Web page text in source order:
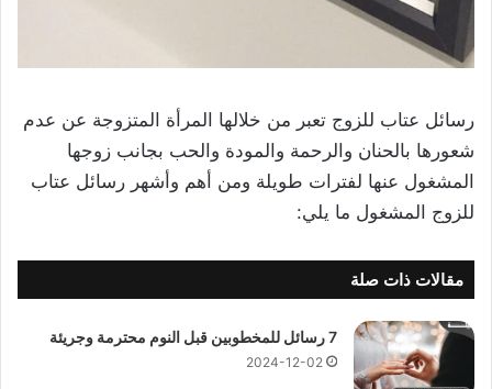
رسائل عتاب للزوج تعبر من خلالها المرأة المتزوجة عن عدم
شعورها بالحنان والرحمة والمودة والحب بجانب زوجها
المشغول عنها لفترات طويلة ومن أهم وأشهر رسائل عتاب
للزوج المشغول ما يلي:
مقالات ذات صلة
7 رسائل للمخطوبين قبل النوم محترمة وجريئة
2024-12-02